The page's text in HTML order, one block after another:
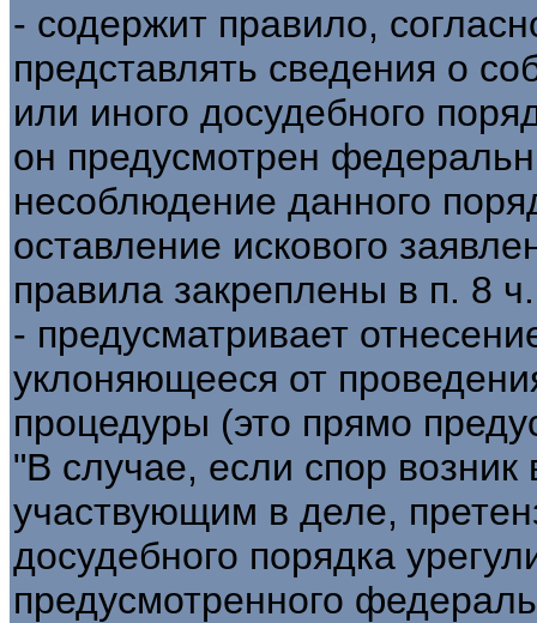
- содержит правило,
представлять сведения о
или иного досудебного
он предусмотрен
несоблюдение данного
оставление искового
правила закреплены в п. 8
- предусматривает
уклоняющееся от
процедуры (это прямо
"В случае, если спор
участвующим в деле,
досудебного порядка
предусмотренного